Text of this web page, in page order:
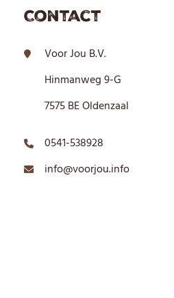
Contact
Voor Jou B.V.
Hinmanweg 9-G
7575 BE Oldenzaal
0541-538928
info@voorjou.info